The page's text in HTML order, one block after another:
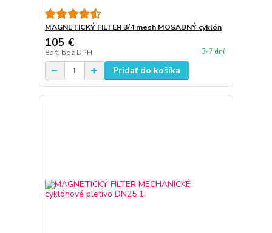
MAGNETICKÝ FILTER 3/4 mesh MOSADNÝ cyklón
105 €
85 € bez DPH 3-7 dní
Pridať do košíka